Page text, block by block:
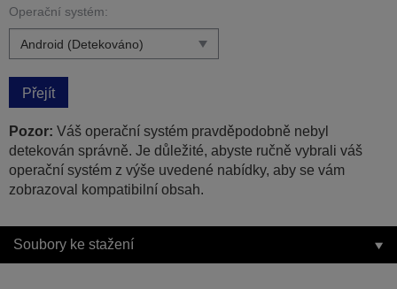
Operační systém:
Přejít
Pozor: Váš operační systém pravděpodobně nebyl
detekován správně. Je důležité, abyste ručně vybrali váš
operační systém z výše uvedené nabídky, aby se vám
zobrazoval kompatibilní obsah.
Soubory ke stažení